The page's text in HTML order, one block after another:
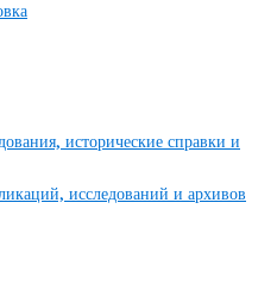
исторические справки и
исследований и архивов